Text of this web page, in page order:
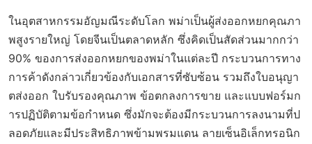
ในอุตสาหกรรมอัญมณีระดับโลก พม่าเป็นผู้ส่งออกหยกคุณภา
พสูงรายใหญ่ โดยจีนเป็นตลาดหลัก ซึ่งคิดเป็นสัดส่วนมากกว่า
90% ของการส่งออกหยกของพม่าในแต่ละปี กระบวนการทาง
การค้าดังกล่าวเกี่ยวข้องกับเอกสารที่ซับซ้อน รวมถึงใบอนุญา
ตส่งออก ใบรับรองคุณภาพ ข้อตกลงการขาย และแบบฟอร์มก
ารปฏิบัติตามข้อกำหนด ซึ่งมักจะต้องมีกระบวนการลงนามที่ป
ลอดภัยและมีประสิทธิภาพข้ามพรมแดน ลายเซ็นอิเล็กทรอนิก